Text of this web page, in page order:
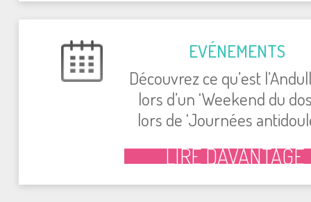
EVÉNEMENTS
Découvrez ce qu’est
lors d’un ‘Weekend du
lors de ‘Journées
LIRE DAVANTAGE